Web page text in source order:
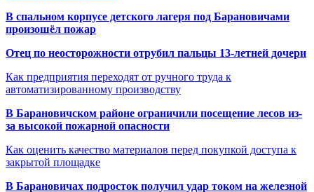
В спальном корпусе детского лагеря под Барановичами
произошёл пожар
Отец по неосторожности отрубил пальцы 13-летней дочери
Как предприятия переходят от ручного труда к
автоматизированному производству
В Барановичском районе ограничили посещение лесов из-
за высокой пожарной опасности
Как оценить качество материалов перед покупкой доступа к
закрытой площадке
В Барановичах подросток получил удар током на железной